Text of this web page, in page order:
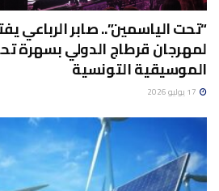
“تحت الياسمين”.. صابر الرباعي
لمهرجان قرطاج الدولي بسهرة
الموسيقية التونسية